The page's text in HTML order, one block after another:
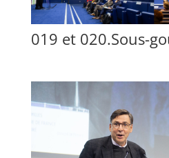
019 et 020.Sous-